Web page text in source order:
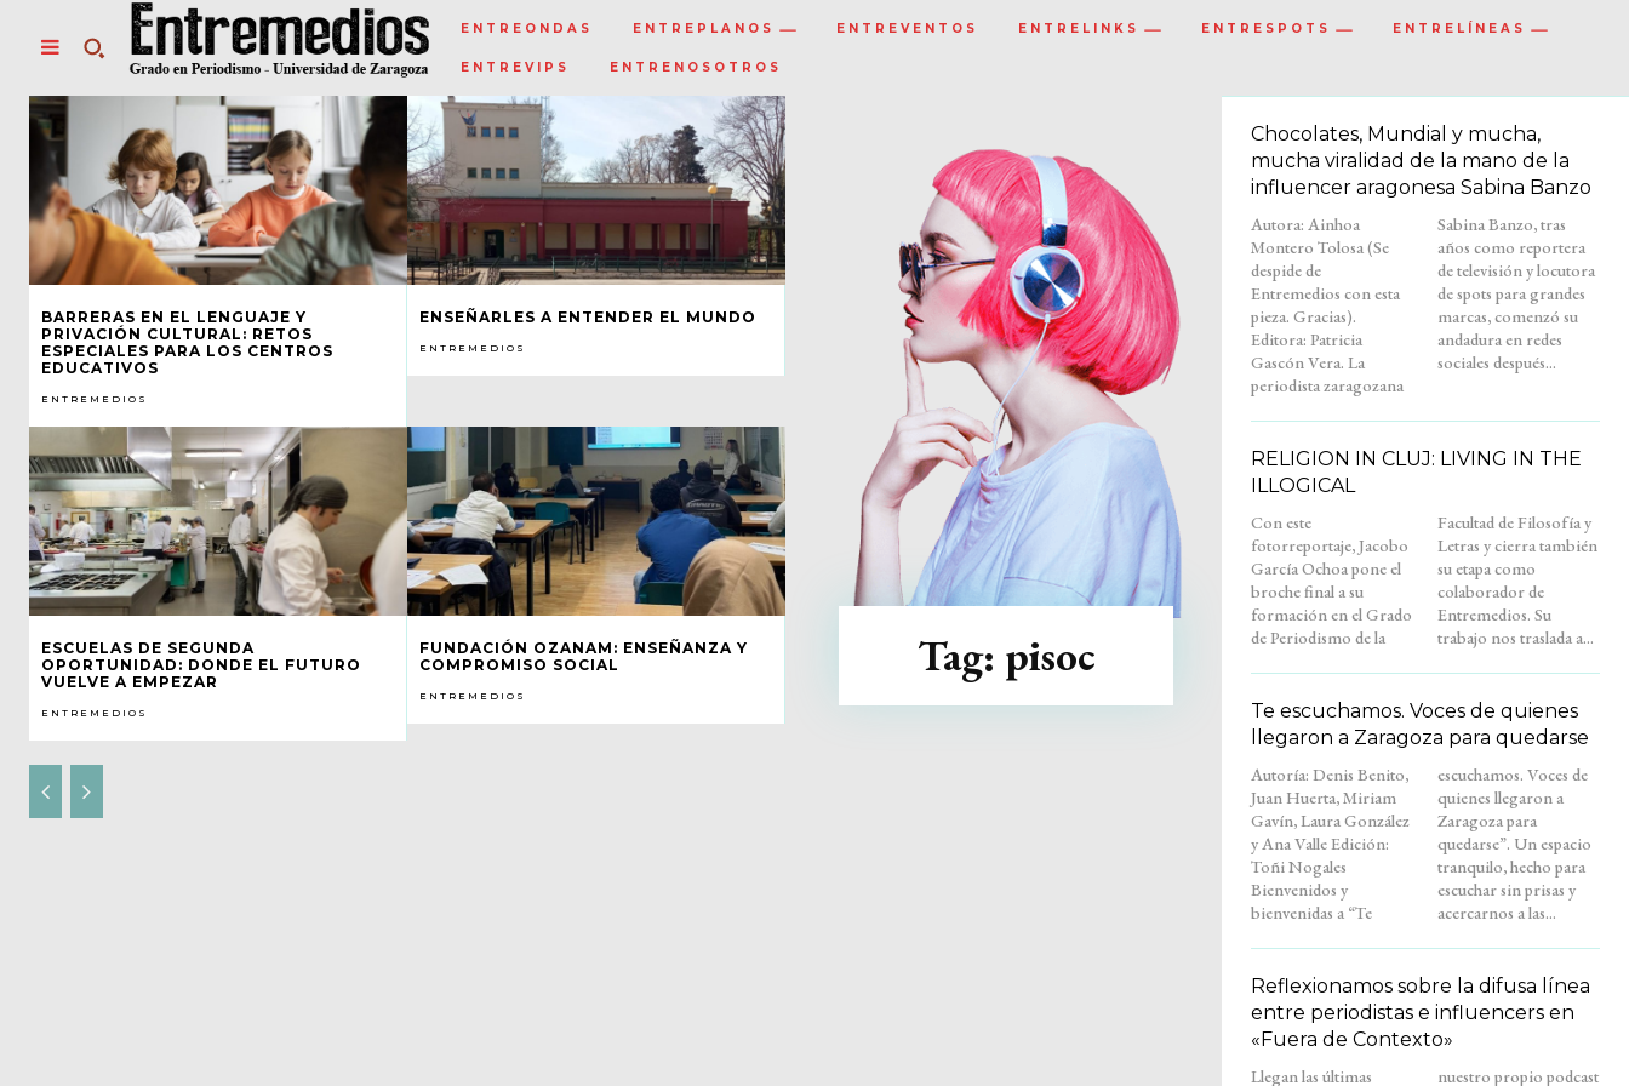
ENTREONDAS ENTREPLANOS ENTREVENTOS ENTRELINKS ENTRESPOTS ENTRELÍNEAS
ENTREVIPS ENTRENOSOTROS
BARRERAS EN EL LENGUAJE Y
PRIVACIÓN CULTURAL: RETOS
ESPECIALES PARA LOS CENTROS
EDUCATIVOS
ENTREMEDIOS
ENSEÑARLES A ENTENDER EL MUNDO
ENTREMEDIOS
ESCUELAS DE SEGUNDA
OPORTUNIDAD: DONDE EL FUTURO
VUELVE A EMPEZAR
ENTREMEDIOS
FUNDACIÓN OZANAM: ENSEÑANZA Y
COMPROMISO SOCIAL
ENTREMEDIOS
Tag: pisoc
Chocolates, Mundial y mucha,
mucha viralidad de la mano de la
influencer aragonesa Sabina Banzo
Autora: Ainhoa
Montero Tolosa (Se
despide de
Entremedios con esta
pieza. Gracias).
Editora: Patricia
Gascón Vera. La
periodista zaragozana
Sabina Banzo, tras
años como reportera
de televisión y locutora
de spots para grandes
marcas, comenzó su
andadura en redes
sociales después...
RELIGION IN CLUJ: LIVING IN THE
ILLOGICAL
Con este
fotorreportaje, Jacobo
García Ochoa pone el
broche final a su
formación en el Grado
de Periodismo de la
Facultad de Filosofía y
Letras y cierra también
su etapa como
colaborador de
Entremedios. Su
trabajo nos traslada a...
Te escuchamos. Voces de quienes
llegaron a Zaragoza para quedarse
Autoría: Denis Benito,
Juan Huerta, Miriam
Gavín, Laura González
y Ana Valle Edición:
Toñi Nogales
Bienvenidos y
bienvenidas a “Te
escuchamos. Voces de
quienes llegaron a
Zaragoza para
quedarse”. Un espacio
tranquilo, hecho para
escuchar sin prisas y
acercarnos a las...
Reflexionamos sobre la difusa línea
entre periodistas e influencers en
«Fuera de Contexto»
Llegan las últimas
nuestro propio podcast